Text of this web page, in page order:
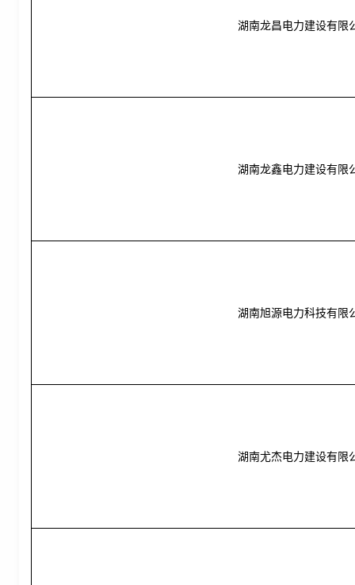
湖南龙昌电力建设有限
湖南龙鑫电力建设有限
湖南旭源电力科技有限
湖南尤杰电力建设有限